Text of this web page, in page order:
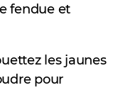
fendue et
les jaunes
pour